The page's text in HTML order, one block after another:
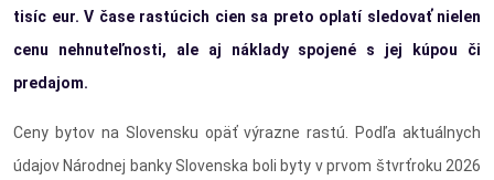
tisíc eur. V čase rastúcich cien sa preto oplatí sledovať nielen
cenu nehnuteľnosti, ale aj náklady spojené s jej kúpou či
predajom.
Ceny bytov na Slovensku opäť výrazne rastú. Podľa aktuálnych
údajov Národnej banky Slovenska boli byty v prvom štvrťroku 2026